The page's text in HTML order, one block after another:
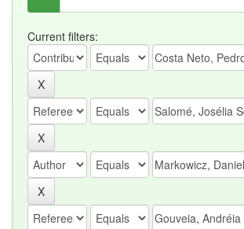
Current filters: